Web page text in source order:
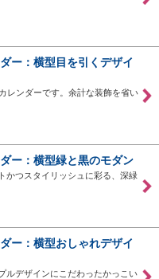
ー：横型目を引くデザイ
レンダーです。余計な装飾を省い
ー：横型緑と黒のモダン
かつスタイリッシュに彩る、深緑
ー：横型おしゃれデザイ
ルデザインにこだわったかっこい